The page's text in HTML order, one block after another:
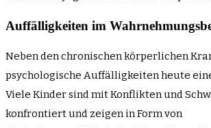
Auffälligkeiten im
Neben den chronischen körperlichen
psychologische Auffälligkeiten heute
Viele Kinder sind mit Konflikten und
konfrontiert und zeigen in Form von